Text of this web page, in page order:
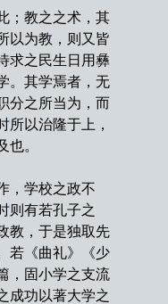
教之之术，其
以为教，则又皆
求之民生日用彝
。其学焉者，无
分之所当为，而
所以治隆于上，
也。
学校之政不
则有若孔子之
教，于是独取先
若《曲礼》《少
，固小学之支流
成功以著大学之